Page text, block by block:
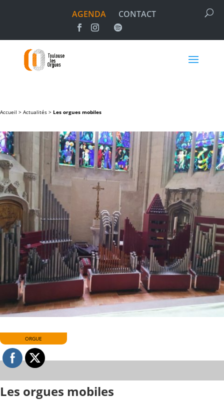
AGENDA CONTACT
Accueil > Actualités > Les orgues mobiles
ORGUE
Les orgues mobiles